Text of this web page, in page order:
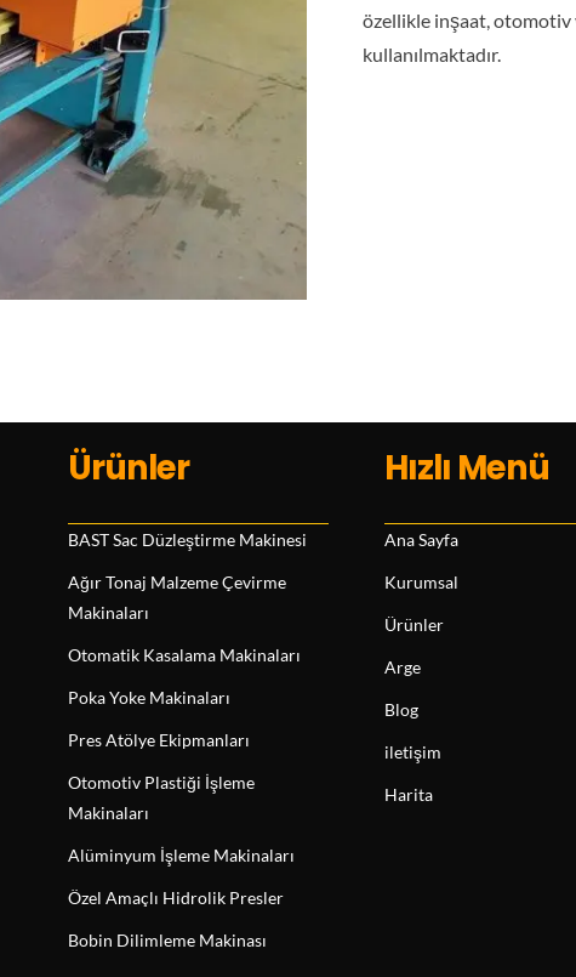
özellikle inşaat, otomotiv
kullanılmaktadır.
Ürünler
BAST Sac Düzleştirme Makinesi
Ağır Tonaj Malzeme Çevirme
Makinaları
Otomatik Kasalama Makinaları
Poka Yoke Makinaları
Pres Atölye Ekipmanları
Otomotiv Plastiği İşleme
Makinaları
Alüminyum İşleme Makinaları
Özel Amaçlı Hidrolik Presler
Bobin Dilimleme Makinası
Hızlı Menü
Ana Sayfa
Kurumsal
Ürünler
Arge
Blog
iletişim
Harita